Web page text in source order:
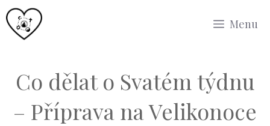
Přeskočit
na
Menu
Co dělat o Svatém týdnu
– Příprava na Velikonoce